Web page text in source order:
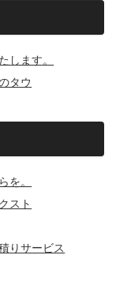
します。
タウ
を。
スト
りサービス